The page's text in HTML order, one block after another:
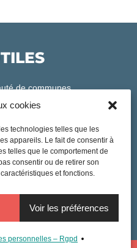
cookies
technologies telles que les
appareils. Le fait de consentir à
telles que le comportement de
consentir ou de retirer son
et fonctions.
Voir les préférences
personnelles – Rgpd
de communes
et communication